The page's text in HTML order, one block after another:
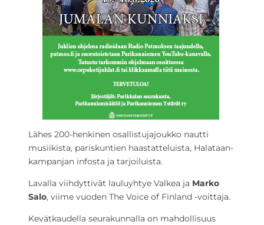
Lähes 200-henkinen osallistujajoukko nautti
musiikista, pariskuntien haastatteluista, Halataan-
kampanjan infosta ja tarjoiluista.
Lavalla viihdyttivät lauluyhtye Valkea ja Marko
Salo, viime vuoden The Voice of Finland -voittaja.
Kevätkaudella seurakunnalla on mahdollisuus